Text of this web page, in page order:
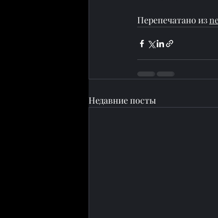
Перепечатано из
Недавние посты